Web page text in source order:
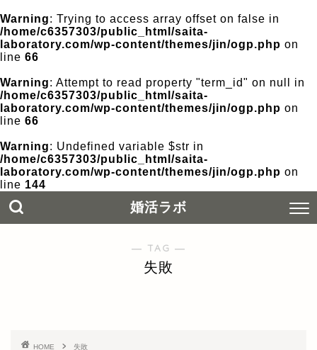
Warning: Trying to access array offset on false in
/home/c6357303/public_html/saita-
laboratory.com/wp-content/themes/jin/ogp.php on
line 66
Warning: Attempt to read property "term_id" on null in
/home/c6357303/public_html/saita-
laboratory.com/wp-content/themes/jin/ogp.php on
line 66
Warning: Undefined variable $str in
/home/c6357303/public_html/saita-
laboratory.com/wp-content/themes/jin/ogp.php on
line 144
婚活ラボ
― TAG ―
失敗
HOME 失敗